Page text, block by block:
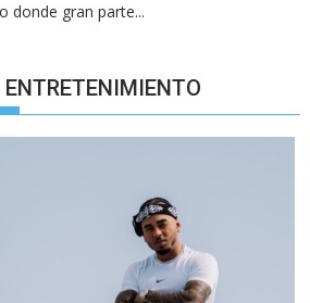
donde gran parte...
ENTRETENIMIENTO